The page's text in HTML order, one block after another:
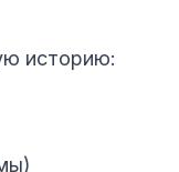
историю: